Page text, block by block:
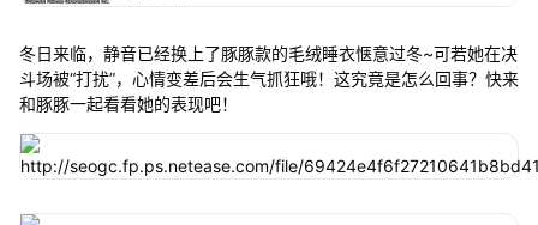
冬日来临，静音已经换上了豚豚款的毛绒睡衣惬意过冬~可若她在决
斗场被“打扰”，心情变差后会生气抓狂哦！这究竟是怎么回事？快来
和豚豚一起看看她的表现吧！